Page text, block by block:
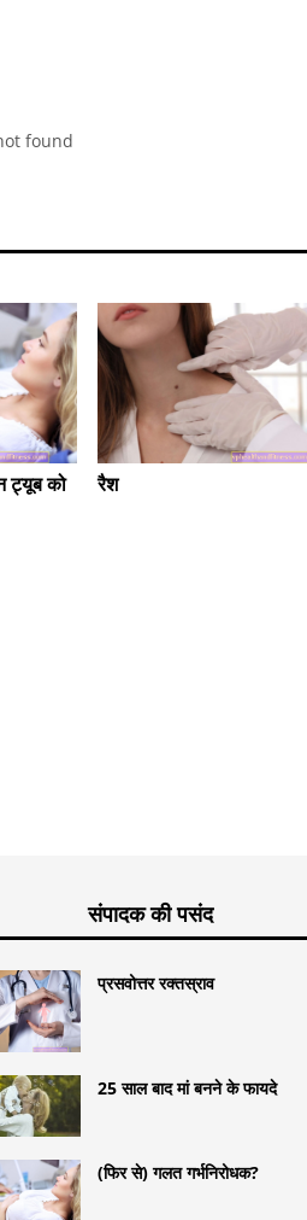
found
ट्यूब को
रैश
संपादक की पसंद
प्रसवोत्तर रक्तस्राव
25 साल बाद मां बनने के फायदे
(फिर से) गलत गर्भनिरोधक?